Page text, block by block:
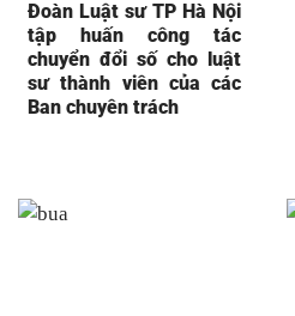
Đoàn Luật sư TP Hà Nội
tập huấn công tác
chuyển đổi số cho luật
sư thành viên của các
Ban chuyên trách